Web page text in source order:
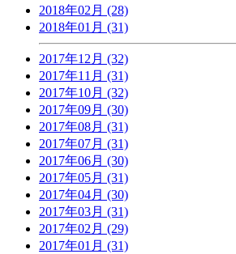
2018年02月 (28)
2018年01月 (31)
2017年12月 (32)
2017年11月 (31)
2017年10月 (32)
2017年09月 (30)
2017年08月 (31)
2017年07月 (31)
2017年06月 (30)
2017年05月 (31)
2017年04月 (30)
2017年03月 (31)
2017年02月 (29)
2017年01月 (31)